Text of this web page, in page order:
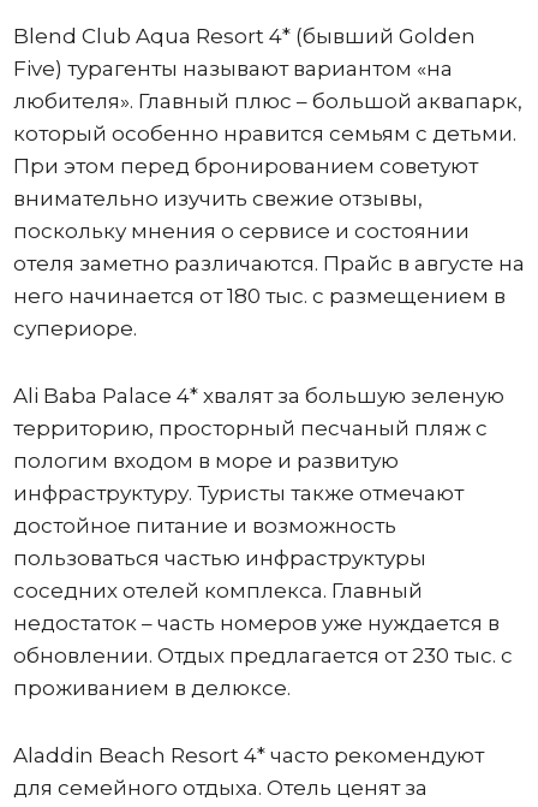
Blend Club Aqua Resort 4* (бывший Golden
Five) турагенты называют вариантом «на
любителя». Главный плюс – большой аквапарк,
который особенно нравится семьям с детьми.
При этом перед бронированием советуют
внимательно изучить свежие отзывы,
поскольку мнения о сервисе и состоянии
отеля заметно различаются. Прайс в августе на
него начинается от 180 тыс. с размещением в
супериоре.
Ali Baba Palace 4* хвалят за большую зеленую
территорию, просторный песчаный пляж с
пологим входом в море и развитую
инфраструктуру. Туристы также отмечают
достойное питание и возможность
пользоваться частью инфраструктуры
соседних отелей комплекса. Главный
недостаток – часть номеров уже нуждается в
обновлении. Отдых предлагается от 230 тыс. с
проживанием в делюксе.
Aladdin Beach Resort 4* часто рекомендуют
для семейного отдыха. Отель ценят за